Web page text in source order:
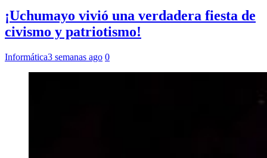
¡Uchumayo vivió una verdadera fiesta de
civismo y patriotismo!
Informática3 semanas ago 0